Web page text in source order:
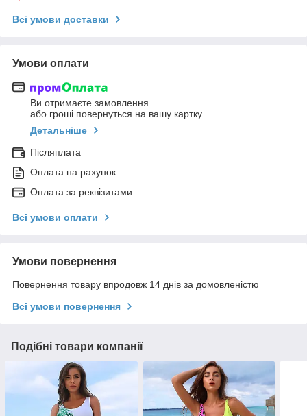
Всі умови доставки
Умови оплати
Ви отримаєте замовлення
або гроші повернуться на вашу картку
Детальніше
Післяплата
Оплата на рахунок
Оплата за реквізитами
Всі умови оплати
Умови повернення
Повернення товару впродовж 14 днів за домовленістю
Всі умови повернення
Подібні товари компанії